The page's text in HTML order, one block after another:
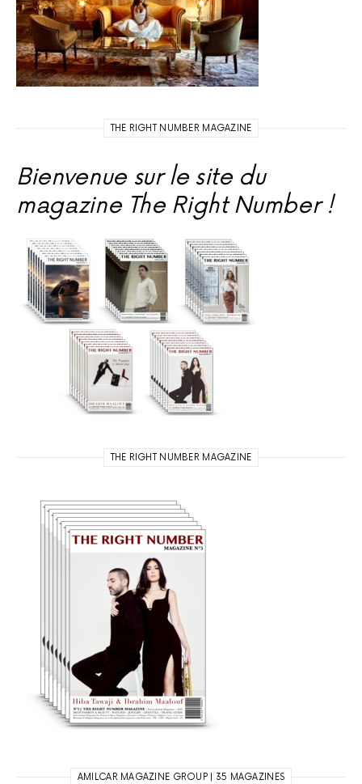
THE RIGHT NUMBER MAGAZINE
Bienvenue sur le site du
magazine The Right Number !
THE RIGHT NUMBER MAGAZINE
AMILCAR MAGAZINE GROUP | 35 MAGAZINES